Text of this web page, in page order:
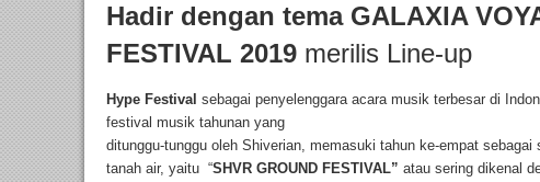
Hadir dengan tema GALAXIA
FESTIVAL 2019 merilis Line-up
Hype Festival sebagai penyelenggara acara musik terbesar di
festival musik tahunan yang
ditunggu-tunggu oleh Shiverian, memasuki tahun ke-empat
tanah air, yaitu “SHVR GROUND FESTIVAL” atau sering dikenal